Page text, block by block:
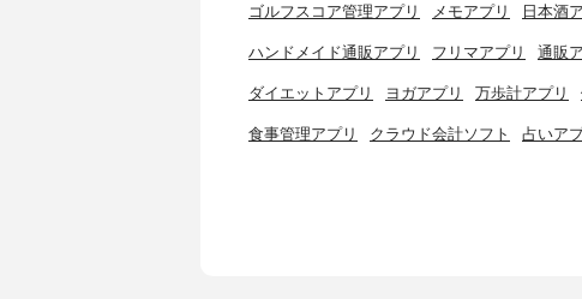
ゴルフスコア管理アプリ メモアプリ 日本酒
ハンドメイド通販アプリ フリマアプリ 通販
ダイエットアプリ ヨガアプリ 万歩計アプリ
食事管理アプリ クラウド会計ソフト 占いア